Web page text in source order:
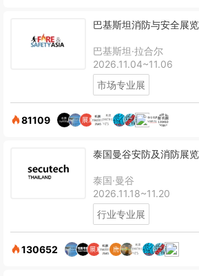
巴基斯坦消防与安全展
巴基斯坦·拉合尔
2026.11.04~11.06
市场专业展
81109
泰国曼谷安防及消防展
泰国·曼谷
2026.11.18~11.20
行业专业展
130652